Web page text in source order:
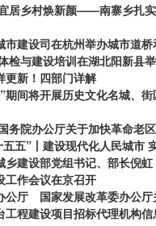
居乡村焕新颜——南寨乡扎
市建设司在杭州举办城市道
检与建设培训在湖北阳新县
更新！四部门详解
期间将开展历史文化名城、
务院办公厅关于加快革命老
五五”丨建设现代化人民城市
建设部党组书记、部长倪虹
工作会议在京召开
公厅 国家发展改革委办公厅
工程建设项目招标代理机构